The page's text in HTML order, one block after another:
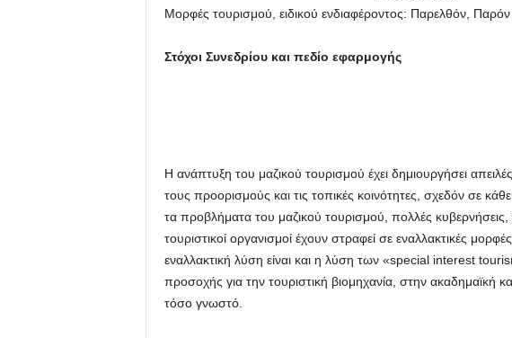
Μορφές τουρισμού, ειδικού ενδιαφέροντος: Παρελθόν,
Στόχοι Συνεδρίου και πεδίο εφαρμογής
Η ανάπτυξη του μαζικού τουρισμού έχει δημιουργήσει
τους προορισμούς και τις τοπικές κοινότητες, σχεδόν σε
τα προβλήματα του μαζικού τουρισμού, πολλές κυβερνήσεις,
τουριστικοί οργανισμοί έχουν στραφεί σε εναλλακτικές
εναλλακτική λύση είναι και η λύση των «special interest
προσοχής για την τουριστική βιομηχανία, στην ακαδημαϊκή
τόσο γνωστό.